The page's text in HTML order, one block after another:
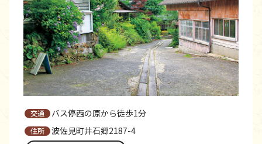
バス停西の原から徒歩1分
波佐見町井石郷2187-4